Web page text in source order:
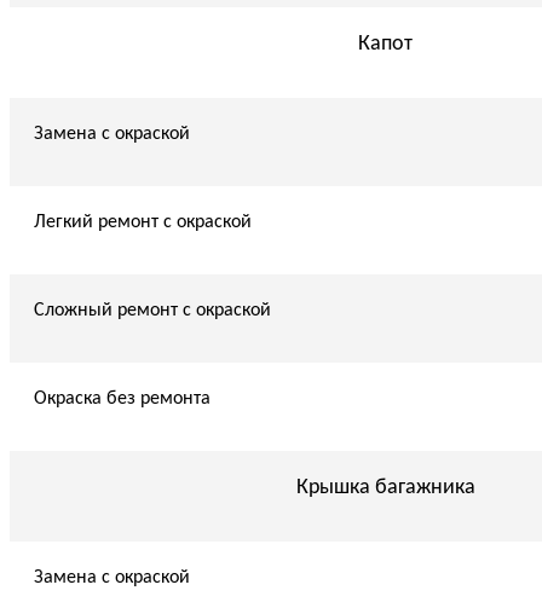
Капот
Замена с окраской
Легкий ремонт с окраской
Сложный ремонт с окраской
Окраска без ремонта
Крышка багажника
Замена с окраской